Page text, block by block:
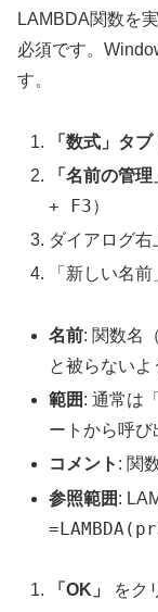
LAMBDA関数を
必須です。
す。
「数式」タブ
「名前の管理
+ F3）
ダイアログ右
「新しい名
名前: 関数名
と被らないよ
範囲: 通常は
ートから呼び
コメント : 関
参照範囲:
「OK」 をク